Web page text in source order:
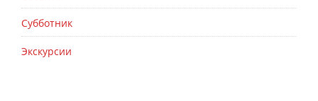
Субботник
Экскурсии